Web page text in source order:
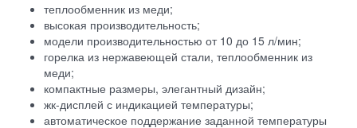
теплообменник из меди;
высокая производительность;
модели производительностью от 10 до 15 л/мин;
горелка из нержавеющей стали, теплообменник из
меди;
компактные размеры, элегантный дизайн;
жк-дисплей с индикацией температуры;
автоматическое поддержание заданной температуры